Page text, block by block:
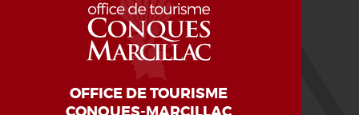
OFFICE DE TOURISME